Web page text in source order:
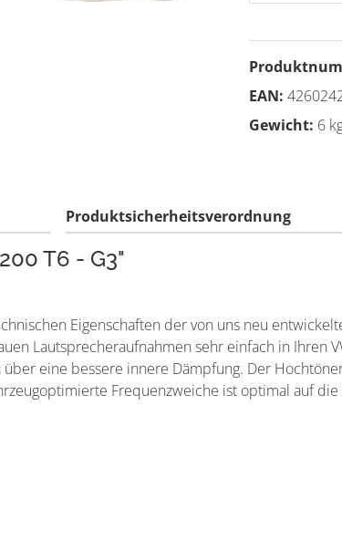
EAN:
Gewicht: 6
Produktsicherheitsverordnung
T6 - G3"
Eigenschaften der von uns neu
Lautsprecheraufnahmen sehr einfach in Ihren
eine bessere innere Dämpfung. Der
Frequenzweiche ist optimal auf